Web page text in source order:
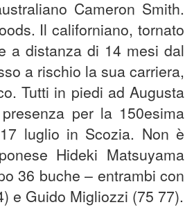
Cameron Smith.
Il californiano, tornato
a distanza di 14 mesi dal
a rischio la sua carriera,
Tutti in piedi ad Augusta
per la 150esima
luglio in Scozia. Non è
Hideki Matsuyama
36 buche – entrambi con
e Guido Migliozzi (75 77).